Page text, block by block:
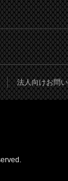
法人向けお問